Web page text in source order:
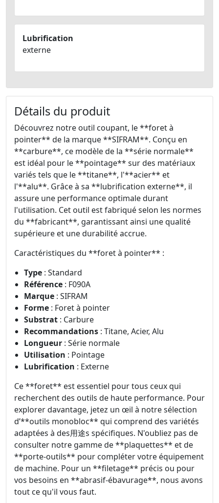
Lubrification
externe
Détails du produit
Découvrez notre outil coupant, le **foret à
pointer** de la marque **SIFRAM**. Conçu en
**carbure**, ce modèle de la **série normale**
est idéal pour le **pointage** sur des matériaux
variés tels que le **titane**, l'**acier** et
l'**alu**. Grâce à sa **lubrification externe**, il
assure une performance optimale durant
l'utilisation. Cet outil est fabriqué selon les normes
du **fabricant**, garantissant ainsi une qualité
supérieure et une durabilité accrue.
Caractéristiques du **foret à pointer** :
Type : Standard
Référence : F090A
Marque : SIFRAM
Forme : Foret à pointer
Substrat : Carbure
Recommandations : Titane, Acier, Alu
Longueur : Série normale
Utilisation : Pointage
Lubrification : Externe
Ce **foret** est essentiel pour tous ceux qui
recherchent des outils de haute performance. Pour
explorer davantage, jetez un œil à notre sélection
d’**outils monobloc** qui comprend des variétés
adaptées à des用途s spécifiques. N'oubliez pas de
consulter notre gamme de **plaquettes** et de
**porte-outils** pour compléter votre équipement
de machine. Pour un **filetage** précis ou pour
vos besoins en **abrasif-ébavurage**, nous avons
tout ce qu'il vous faut.